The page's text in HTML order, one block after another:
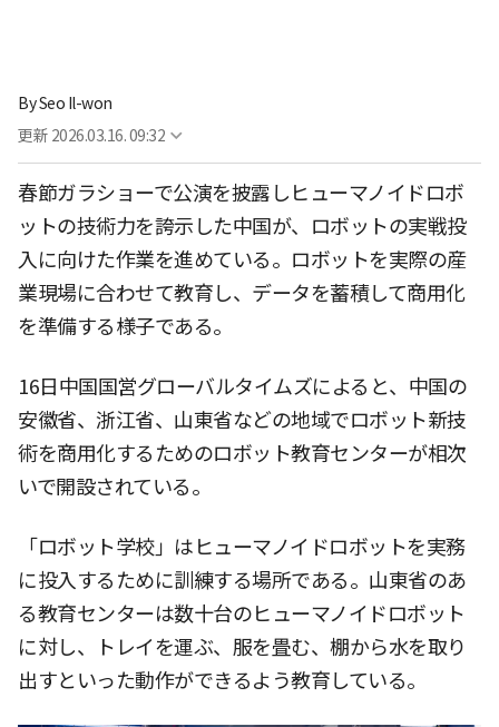
BySeo Il-won
更新 2026.03.16. 09:32
春節ガラショーで公演を披露しヒューマノイドロボ
ットの技術力を誇示した中国が、ロボットの実戦投
入に向けた作業を進めている。ロボットを実際の産
業現場に合わせて教育し、データを蓄積して商用化
を準備する様子である。
16日中国国営グローバルタイムズによると、中国の
安徽省、浙江省、山東省などの地域でロボット新技
術を商用化するためのロボット教育センターが相次
いで開設されている。
「ロボット学校」はヒューマノイドロボットを実務
に投入するために訓練する場所である。山東省のあ
る教育センターは数十台のヒューマノイドロボット
に対し、トレイを運ぶ、服を畳む、棚から水を取り
出すといった動作ができるよう教育している。